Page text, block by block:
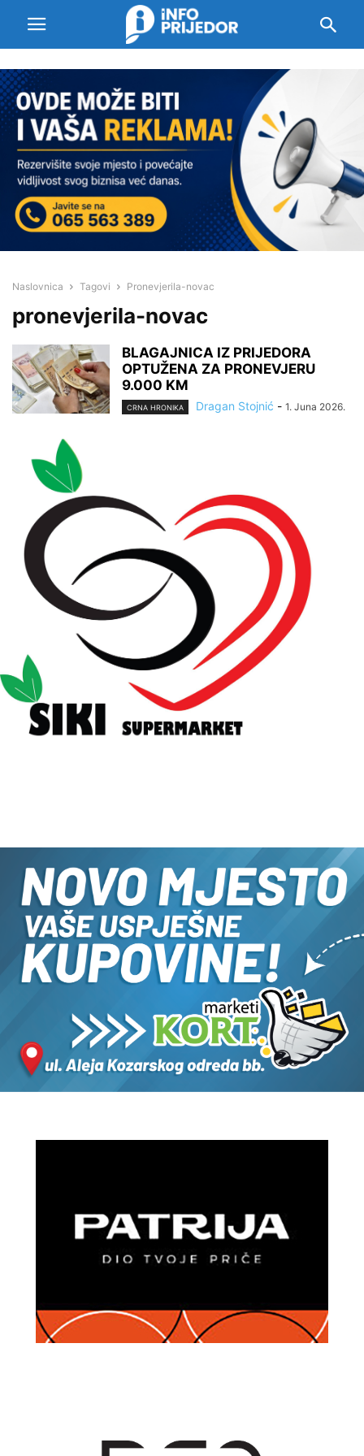
Naslovnica Tagovi Pronevjerila-novac
pronevjerila-novac
BLAGAJNICA IZ PRIJEDORA
OPTUŽENA ZA PRONEVJERU
9.000 KM
CRNA HRONIKA Dragan Stojnić - 1. Juna 2026.